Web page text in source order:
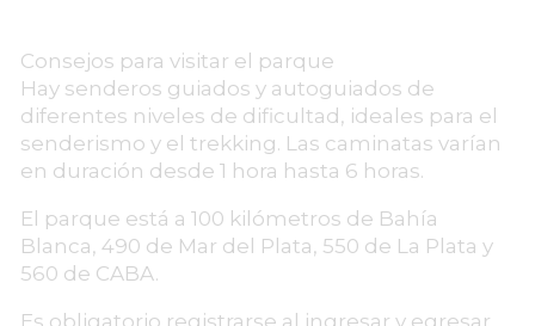
Consejos para visitar el parque
Hay senderos guiados y autoguiados de
diferentes niveles de dificultad, ideales para el
senderismo y el trekking. Las caminatas varían
en duración desde 1 hora hasta 6 horas.
El parque está a 100 kilómetros de Bahía
Blanca, 490 de Mar del Plata, 550 de La Plata y
560 de CABA.